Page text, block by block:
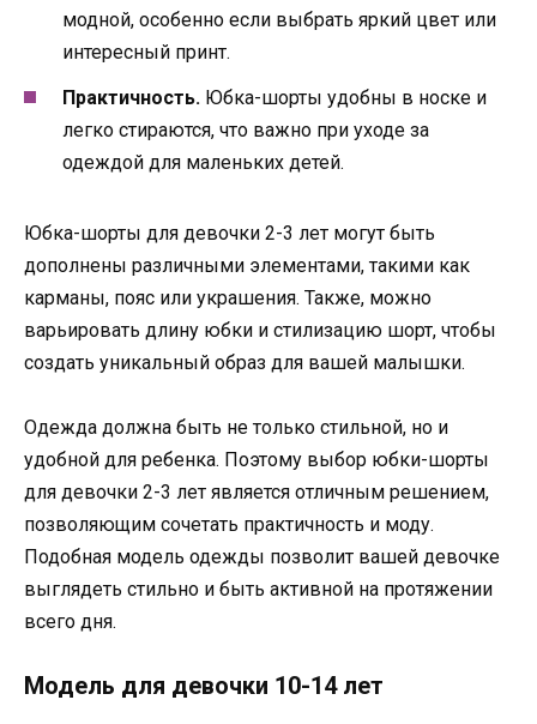
модной, особенно если выбрать яркий цвет или
интересный принт.
Практичность. Юбка-шорты удобны в носке и
легко стираются, что важно при уходе за
одеждой для маленьких детей.
Юбка-шорты для девочки 2-3 лет могут быть
дополнены различными элементами, такими как
карманы, пояс или украшения. Также, можно
варьировать длину юбки и стилизацию шорт, чтобы
создать уникальный образ для вашей малышки.
Одежда должна быть не только стильной, но и
удобной для ребенка. Поэтому выбор юбки-шорты
для девочки 2-3 лет является отличным решением,
позволяющим сочетать практичность и моду.
Подобная модель одежды позволит вашей девочке
выглядеть стильно и быть активной на протяжении
всего дня.
Модель для девочки 10-14 лет